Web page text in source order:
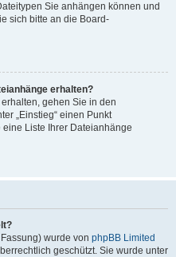
Sie anhängen können und
sich bitte an die Board-
erhalten?
gehen Sie in den
„Einstieg“ einen Punkt
eine Liste Ihrer Dateianhänge
wurde von phpBB Limited
geschützt. Sie wurde unter